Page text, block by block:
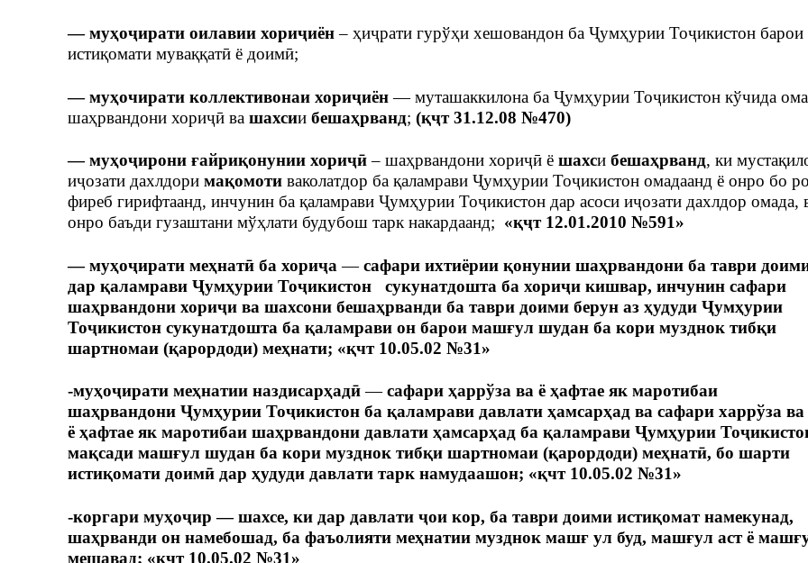
— муҳоҷирати оилавии хориҷиён– ҳиҷрати гурўҳи хешовандон ба Ҷумҳурии Тоҷикистон барои
истиқомати муваққатӣ ё доимӣ;
— муҳочирати коллективонаи хориҷиён— муташаккилона ба Ҷумҳурии Тоҷикистон кўчида
шаҳрвандони хориҷӣ ва шахсии бешаҳрванд; (қҷт 31.12.08 №470)
— муҳоҷирони ғайриқонунии хориҷӣ– шаҳрвандони хориҷӣ ё шахсибешаҳрванд, ки
иҷозати дахлдори мақомотиваколатдор ба қаламрави Ҷумҳурии Тоҷикистон омадаанд ё онро бо
фиреб гирифтаанд, инчунин ба қаламрави Ҷумҳурии Тоҷикистон дар асоси иҷозати дахлдор омада,
онро баъди гузаштани мўҳлати будубош тарк накардаанд; «қҷт 12.01.2010 №591»
— муҳоҷирати меҳнатӣ ба хориҷа —сафари ихтиёрии қонунии шаҳрвандони ба таври
дар қаламрави Ҷумҳурии Тоҷикистон сукунатдошта ба хориҷи кишвар, инчунин сафари
шаҳрвандони хориҷи ва шахсони бешаҳрванди ба таври доими берун аз ҳудуди Ҷумҳурии
Тоҷикистон сукунатдошта ба қаламрави он барои машғул шудан ба кори музднок тибқи
шартномаи (қарордоди) меҳнати; «қчт 10.05.02 №31»
-муҳоҷирати меҳнатии наздисарҳадӣ—сафари ҳаррўза ва ё ҳафтае як маротибаи
шаҳрвандони Ҷумҳурии Тоҷикистон ба қаламрави давлати ҳамсарҳад ва сафари харрўза ва
ё ҳафтае як маротибаи шаҳрвандони давлати ҳамсарҳад ба қаламрави Ҷумҳурии
мақсади машғул шудан ба кори музднок тибқи шартномаи (қарордоди) меҳнатӣ, бо шарти
истиқомати доимӣ дар ҳудуди давлати тарк намудаашон; «қчт 10.05.02 №31»
-коргари муҳоҷир — шахсе, ки дар давлати ҷои кор, ба таври доими истиқомат намекунад,
шаҳрванди он намебошад, ба фаъолияти меҳнатии музднок машғ ул буд, машғул аст ё
мешавад; «қчт 10.05.02 №31»